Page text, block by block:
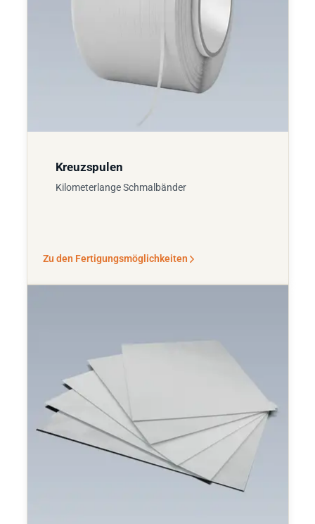
Kreuzspulen
Kilometerlange Schmalbänder
Zu den Fertigungsmöglichkeiten